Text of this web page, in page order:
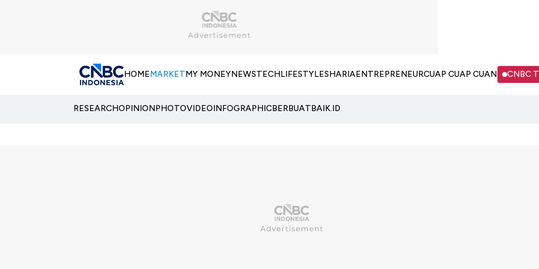
HOMEMARKETMY MONEYNEWSTECHLIFESTYLESHARIAENTREPRENEURCUAP CUAP CUAN CNBC
RESEARCHOPINIONPHOTOVIDEOINFOGRAPHICBERBUATBAIK.ID